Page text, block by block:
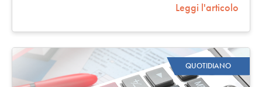
Leggi l'articolo
QUOTIDIANO